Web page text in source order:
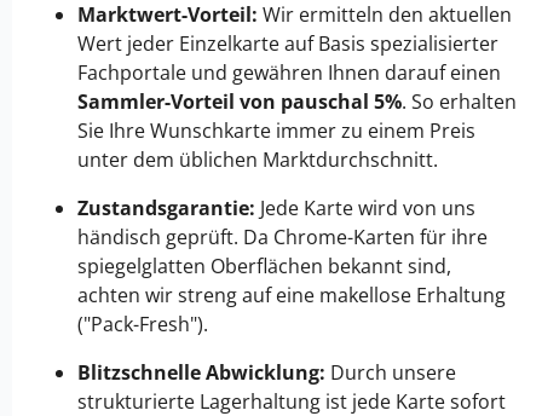
Marktwert-Vorteil: Wir ermitteln den aktuellen
Wert jeder Einzelkarte auf Basis spezialisierter
Fachportale und gewähren Ihnen darauf einen
Sammler-Vorteil von pauschal 5%. So erhalten
Sie Ihre Wunschkarte immer zu einem Preis
unter dem üblichen Marktdurchschnitt.
Zustandsgarantie: Jede Karte wird von uns
händisch geprüft. Da Chrome-Karten für ihre
spiegelglatten Oberflächen bekannt sind,
achten wir streng auf eine makellose Erhaltung
("Pack-Fresh").
Blitzschnelle Abwicklung: Durch unsere
strukturierte Lagerhaltung ist jede Karte sofort